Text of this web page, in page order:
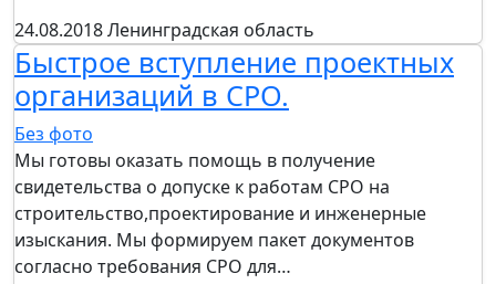
24.08.2018Ленинградская область
Быстрое вступление проектных
организаций в СРО.
Без фото
Мы готовы оказать помощь в получение
свидетельства о допуске к работам СРО на
строительство,проектирование и инженерные
изыскания. Мы формируем пакет документов
согласно требования СРО для…